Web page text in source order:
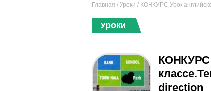
Главная / Уроки / КОНКУРС Урок
Уроки
КОНКУРС
direction